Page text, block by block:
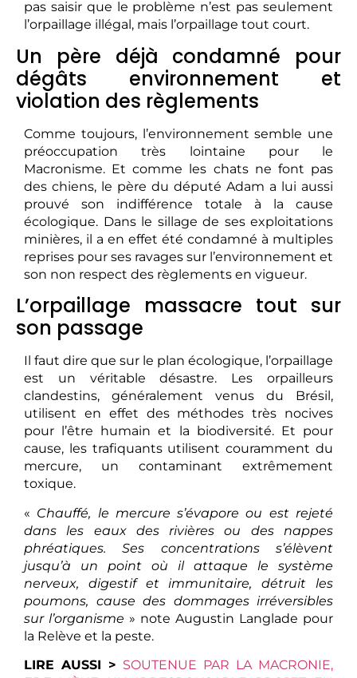
pas saisir que le problème n’est pas seulement
l’orpaillage illégal, mais l’orpaillage tout court.
Un père déjà condamné pour
dégâts environnement et
violation des règlements
Comme toujours, l’environnement semble une
préoccupation très lointaine pour le
Macronisme. Et comme les chats ne font pas
des chiens, le père du député Adam a lui aussi
prouvé son indifférence totale à la cause
écologique. Dans le sillage de ses exploitations
minières, il a en effet été condamné à multiples
reprises pour ses ravages sur l’environnement et
son non respect des règlements en vigueur.
L’orpaillage massacre tout sur
son passage
Il faut dire que sur le plan écologique, l’orpaillage
est un véritable désastre. Les orpailleurs
clandestins, généralement venus du Brésil,
utilisent en effet des méthodes très nocives
pour l’être humain et la biodiversité. Et pour
cause, les trafiquants utilisent couramment du
mercure, un contaminant extrêmement
toxique.
« Chauffé, le mercure s’évapore ou est rejeté
dans les eaux des rivières ou des nappes
phréatiques. Ses concentrations s’élèvent
jusqu’à un point où il attaque le système
nerveux, digestif et immunitaire, détruit les
poumons, cause des dommages irréversibles
sur l’organisme » note Augustin Langlade pour
la Relève et la peste.
LIRE AUSSI > SOUTENUE PAR LA MACRONIE,